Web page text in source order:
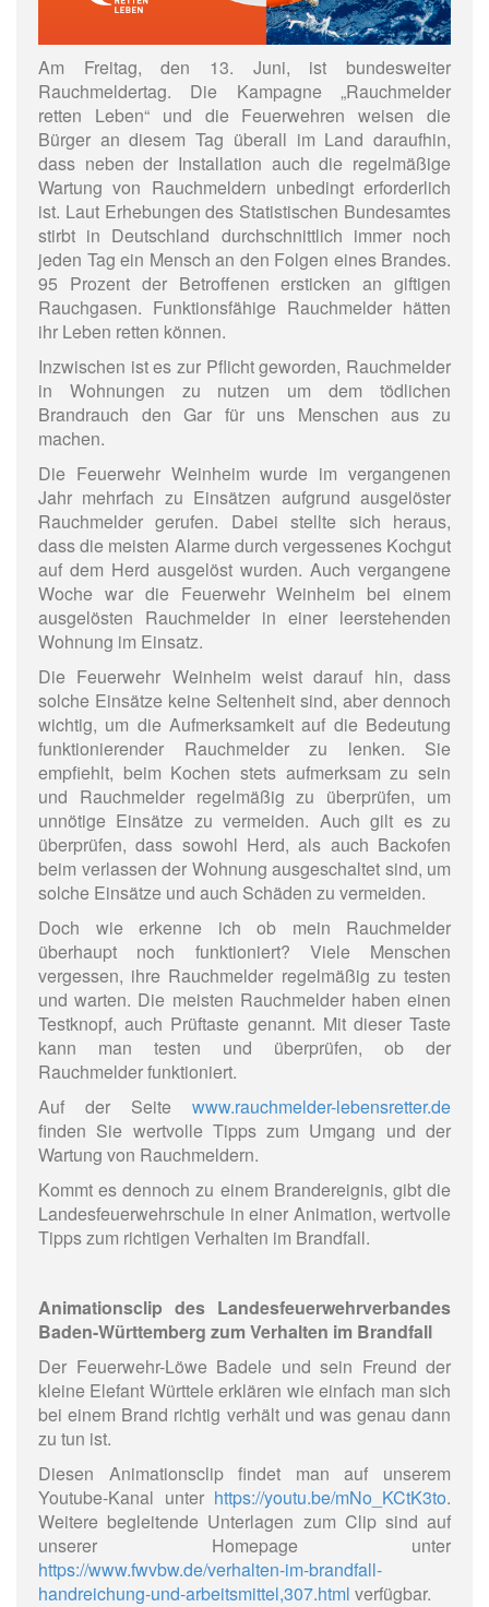
Am Freitag, den 13. Juni, ist bundesweiter
Rauchmeldertag. Die Kampagne „Rauchmelder
retten Leben“ und die Feuerwehren weisen die
Bürger an diesem Tag überall im Land daraufhin,
dass neben der Installation auch die regelmäßige
Wartung von Rauchmeldern unbedingt erforderlich
ist. Laut Erhebungen des Statistischen Bundesamtes
stirbt in Deutschland durchschnittlich immer noch
jeden Tag ein Mensch an den Folgen eines Brandes.
95 Prozent der Betroffenen ersticken an giftigen
Rauchgasen. Funktionsfähige Rauchmelder hätten
ihr Leben retten können.
Inzwischen ist es zur Pflicht geworden, Rauchmelder
in Wohnungen zu nutzen um dem tödlichen
Brandrauch den Gar für uns Menschen aus zu
machen.
Die Feuerwehr Weinheim wurde im vergangenen
Jahr mehrfach zu Einsätzen aufgrund ausgelöster
Rauchmelder gerufen. Dabei stellte sich heraus,
dass die meisten Alarme durch vergessenes Kochgut
auf dem Herd ausgelöst wurden. Auch vergangene
Woche war die Feuerwehr Weinheim bei einem
ausgelösten Rauchmelder in einer leerstehenden
Wohnung im Einsatz.
Die Feuerwehr Weinheim weist darauf hin, dass
solche Einsätze keine Seltenheit sind, aber dennoch
wichtig, um die Aufmerksamkeit auf die Bedeutung
funktionierender Rauchmelder zu lenken. Sie
empfiehlt, beim Kochen stets aufmerksam zu sein
und Rauchmelder regelmäßig zu überprüfen, um
unnötige Einsätze zu vermeiden. Auch gilt es zu
überprüfen, dass sowohl Herd, als auch Backofen
beim verlassen der Wohnung ausgeschaltet sind, um
solche Einsätze und auch Schäden zu vermeiden.
Doch wie erkenne ich ob mein Rauchmelder
überhaupt noch funktioniert? Viele Menschen
vergessen, ihre Rauchmelder regelmäßig zu testen
und warten. Die meisten Rauchmelder haben einen
Testknopf, auch Prüftaste genannt. Mit dieser Taste
kann man testen und überprüfen, ob der
Rauchmelder funktioniert.
Auf der Seite www.rauchmelder-lebensretter.de
finden Sie wertvolle Tipps zum Umgang und der
Wartung von Rauchmeldern.
Kommt es dennoch zu einem Brandereignis, gibt die
Landesfeuerwehrschule in einer Animation, wertvolle
Tipps zum richtigen Verhalten im Brandfall.
Animationsclip des Landesfeuerwehrverbandes
Baden-Württemberg zum Verhalten im Brandfall
Der Feuerwehr-Löwe Badele und sein Freund der
kleine Elefant Württele erklären wie einfach man sich
bei einem Brand richtig verhält und was genau dann
zu tun ist.
Diesen Animationsclip findet man auf unserem
Youtube-Kanal unter https://youtu.be/mNo_KCtK3to.
Weitere begleitende Unterlagen zum Clip sind auf
unserer Homepage unter
https://www.fwvbw.de/verhalten-im-brandfall-
handreichung-und-arbeitsmittel,307.html verfügbar.